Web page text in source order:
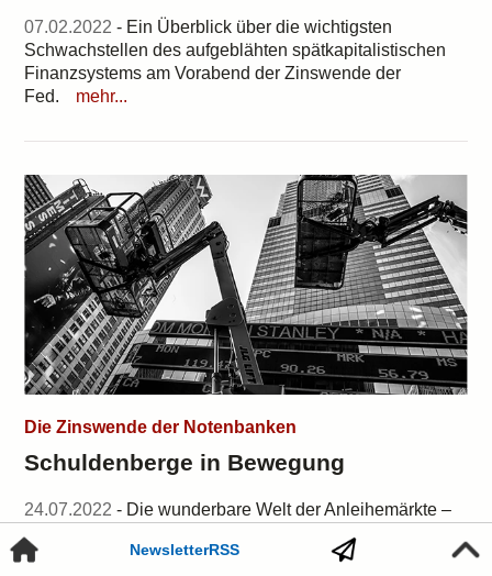
NewsletterRSS
07.02.2022 - Ein Überblick über die wichtigsten
Schwachstellen des aufgeblähten spätkapitalistischen
Finanzsystems am Vorabend der Zinswende der
Fed.
mehr...
Die Zinswende der Notenbanken
Schuldenberge in Bewegung
24.07.2022 - Die wunderbare Welt der Anleihemärkte –
derzeit weitaus spannender, als es vielen
Funktionsträgern in Staat und Finanzwirtschaft lieb sein